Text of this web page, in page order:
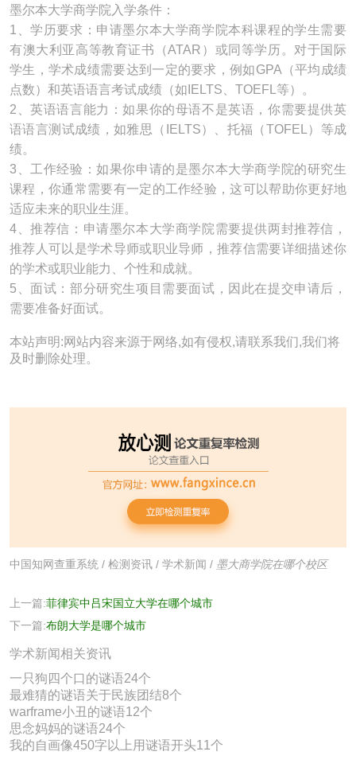
墨尔本大学商学院入学条件：
1、学历要求：申请墨尔本大学商学院本科课程的学生需要
有澳大利亚高等教育证书（ATAR）或同等学历。对于国际
学生，学术成绩需要达到一定的要求，例如GPA（平均成绩
点数）和英语语言考试成绩（如IELTS、TOEFL等）。
2、英语语言能力：如果你的母语不是英语，你需要提供英
语语言测试成绩，如雅思（IELTS）、托福（TOFEL）等成
绩。
3、工作经验：如果你申请的是墨尔本大学商学院的研究生
课程，你通常需要有一定的工作经验，这可以帮助你更好地
适应未来的职业生涯。
4、推荐信：申请墨尔本大学商学院需要提供两封推荐信，
推荐人可以是学术导师或职业导师，推荐信需要详细描述你
的学术或职业能力、个性和成就。
5、面试：部分研究生项目需要面试，因此在提交申请后，
需要准备好面试。
本站声明:网站内容来源于网络,如有侵权,请联系我们,我们将
及时删除处理。
中国知网查重系统 / 检测资讯 / 学术新闻 / 墨大商学院在哪个校区
上一篇:菲律宾中吕宋国立大学在哪个城市
下一篇:布朗大学是哪个城市
学术新闻相关资讯
一只狗四个口的谜语24个
最难猜的谜语关于民族团结8个
warframe小丑的谜语12个
思念妈妈的谜语24个
我的自画像450字以上用谜语开头11个